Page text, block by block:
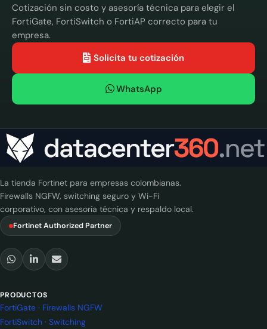
Cotización sin costo y asesoría técnica para elegir el
FortiGate, FortiSwitch o FortiAP correcto para tu
empresa.
Solicita tu cotización
WhatsApp
La tienda Fortinet para empresas colombianas.
Firewalls NGFW, switching seguro y Wi-Fi
corporativo, con asesoría técnica y respaldo local.
Fortinet Authorized Partner
PRODUCTOS
FortiGate · Firewalls NGFW
FortiSwitch · Switching